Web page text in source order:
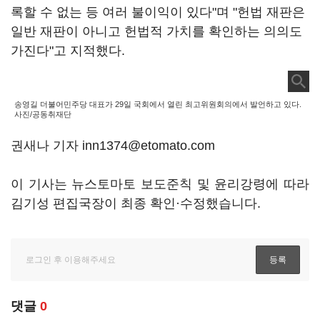
록할 수 없는 등 여러 불이익이 있다"며 "헌법 재판은
일반 재판이 아니고 헌법적 가치를 확인하는 의의도
가진다"고 지적했다.
송영길 더불어민주당 대표가 29일 국회에서 열린 최고위원회의에서 발언하고 있다.
사진/공동취재단
권새나 기자 inn1374@etomato.com
이 기사는 뉴스토마토 보도준칙 및 윤리강령에 따라
김기성 편집국장이 최종 확인·수정했습니다.
댓글 0